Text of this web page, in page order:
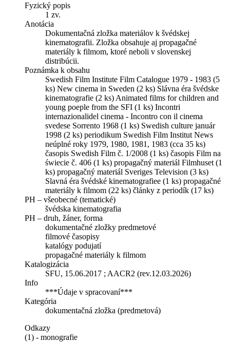
Fyzický popis
1 zv.
Anotácia
Dokumentačná zložka materiálov k švédskej
kinematografii. Zložka obsahuje aj propagačné
materiály k filmom, ktoré neboli v slovenskej
distribúcii.
Poznámka k obsahu
Swedish Film Institute Film Catalogue 1979 - 1983 (5
ks) New cinema in Sweden (2 ks) Slávna éra švédske
kinematografie (2 ks) Animated films for children and
young poeple from the SFI (1 ks) Incontri
internazionalidel cinema - Incontro con il cinema
svedese Sorrento 1968 (1 ks) Swedish culture január
1998 (2 ks) periodikum Swedish Film Institut News
neúplné roky 1979, 1980, 1981, 1983 (cca 35 ks)
časopis Swedish Film č. 1/2008 (1 ks) časopis Film na
świecie č. 406 (1 ks) propagačný materiál Filmhuset (1
ks) propagačný materiál Sveriges Television (3 ks)
Slavná éra švédské kinematografiee (1 ks) propagačné
materiály k filmom (22 ks) články z periodík (17 ks)
PH – všeobecné (tematické)
švédska kinematografia
PH – druh, žáner, forma
dokumentačné zložky predmetové
filmové časopisy
katalógy podujatí
propagačné materiály k filmom
Katalogizácia
SFU, 15.06.2017 ; AACR2 (rev.12.03.2026)
Info
***Údaje v spracovaní***
Kategória
dokumentačná zložka (predmetová)
Odkazy
(1) - monografie